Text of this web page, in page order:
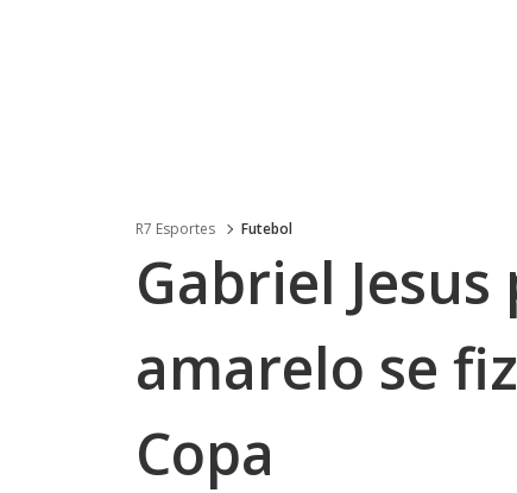
R7 Esportes Futebol
Gabriel
amarelo se
Copa